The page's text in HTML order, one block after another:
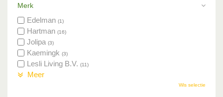
Merk
Edelman (1)
Hartman (16)
Jolipa (3)
Kaemingk (3)
Lesli Living B.V. (11)
Meer
Wis selectie